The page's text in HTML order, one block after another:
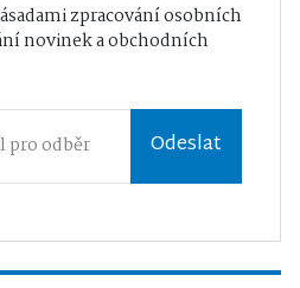
zpracování osobních
novinek a obchodních
Odeslat